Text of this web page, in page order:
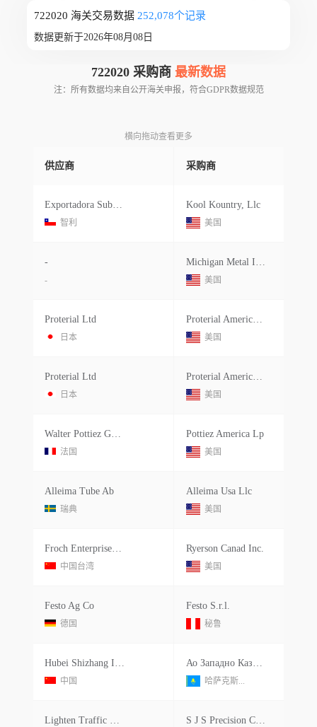
722020 海关交易数据 252,078个记录
数据更新于2026年08月08日
722020 采购商 最新数据
注：所有数据均来自公开海关申报，符合GDPR数据规范
横向拖动查看更多
供应商 采购商
Exportadora Subsole S.a.
智利
Kool Kountry, Llc
美国
-
-
Michigan Metal Importers
美国
Proterial Ltd
日本
Proterial America, Ltd.
美国
Proterial Ltd
日本
Proterial America, Ltd.
美国
Walter Pottiez Gmbh
法国
Pottiez America Lp
美国
Alleima Tube Ab
瑞典
Alleima Usa Llc
美国
Froch Enterprises Co.ltd.
中国台湾
Ryerson Canad Inc.
美国
Festo Ag Co
德国
Festo S.r.l.
秘鲁
Hubei Shizhang Industril&trading Co.ltd.
中国
Ао Западно Казахстанская Машиностроитель Ная Компания
哈萨克斯...
Lighten Traffic Safety Co.ltd. S J S Precision Corp.